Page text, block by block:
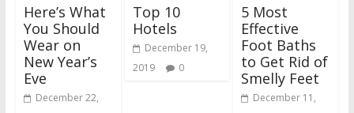
Here’s What
You Should
Wear on
New Year’s
Eve
December 22,
Top 10
Hotels
December 19,
2019
0
5 Most
Effective
Foot Baths
to Get Rid of
Smelly Feet
December 11,